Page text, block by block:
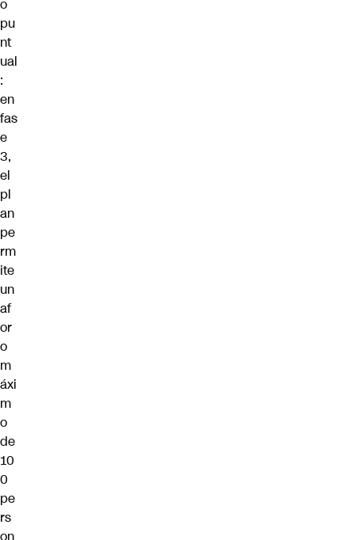
o
pu
nt
ual
:
en
fas
e
3,
el
pl
an
pe
rm
ite
un
af
or
o
m
áxi
m
o
de
10
0
pe
rs